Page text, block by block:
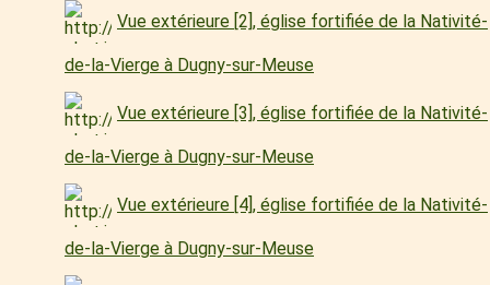
Vue extérieure [2], église fortifiée de la Nativité-
de-la-Vierge à Dugny-sur-Meuse
Vue extérieure [3], église fortifiée de la Nativité-
de-la-Vierge à Dugny-sur-Meuse
Vue extérieure [4], église fortifiée de la Nativité-
de-la-Vierge à Dugny-sur-Meuse